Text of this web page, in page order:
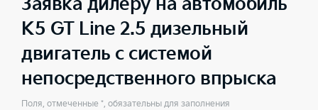
Заявка дилеру на автомобиль
K5 GT Line 2.5 дизельный
двигатель с системой
непосредственного впрыска
Поля, отмеченные *, обязательны для заполнения